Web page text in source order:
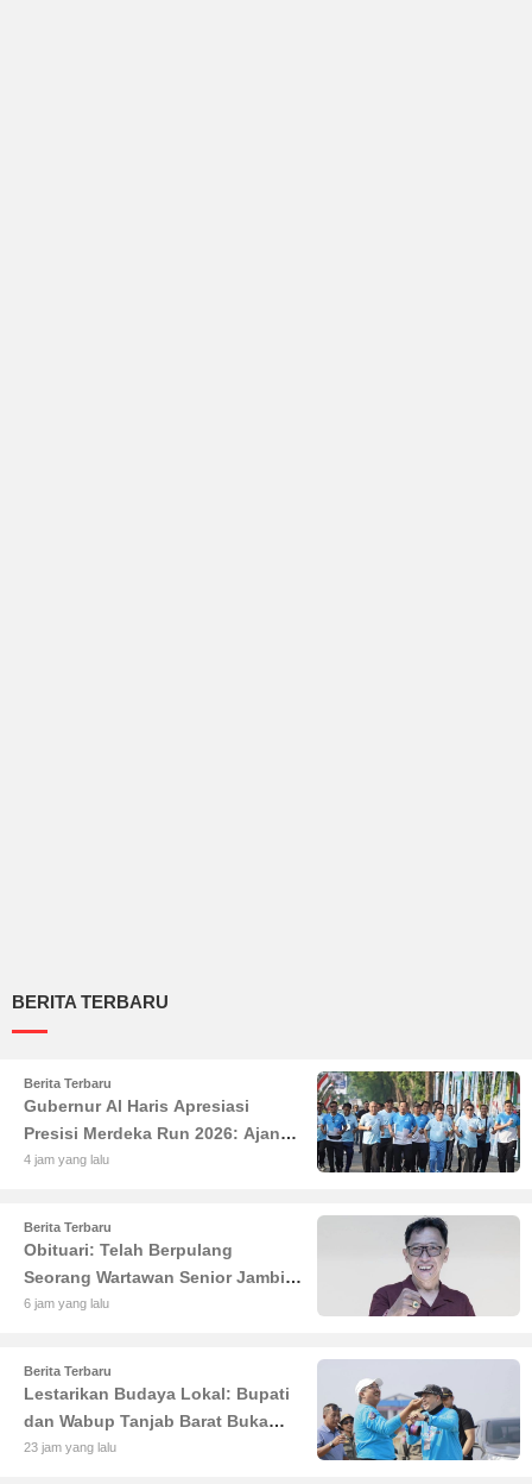
BERITA TERBARU
Berita Terbaru
Gubernur Al Haris Apresiasi
Presisi Merdeka Run 2026: Ajang
Olahraga yang Gerakkan UMKM
4 jam yang lalu
Berita Terbaru
Obituari: Telah Berpulang
Seorang Wartawan Senior Jambi
Hery Farmansyah atau Hery
6 jam yang lalu
Berita Terbaru
Lestarikan Budaya Lokal: Bupati
dan Wabup Tanjab Barat Buka
Lomba Sauk'an Layangan
23 jam yang lalu